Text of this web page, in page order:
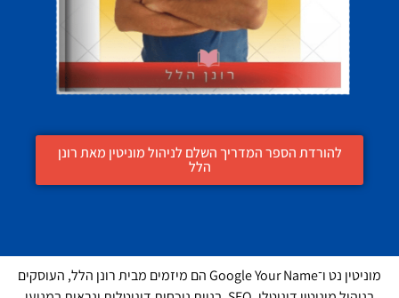
להורדת הספר המדריך השלם לניהול מוניטין מאת רונן
הלל
מוניטין נט ו־Google Your Name הם מיזמים מבית רונן הלל, העוסקים